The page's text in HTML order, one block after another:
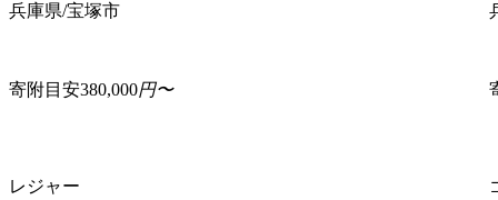
兵庫県/宝塚市
寄附目安380,000円〜
レジャー